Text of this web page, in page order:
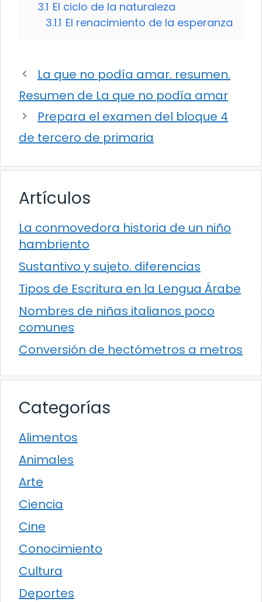
3.1 El ciclo de la naturaleza
3.1.1 El renacimiento de la esperanza
La que no podía amar. resumen.
Resumen de La que no podía amar
Prepara el examen del bloque 4
de tercero de primaria
Artículos
La conmovedora historia de un niño
hambriento
Sustantivo y sujeto. diferencias
Tipos de Escritura en la Lengua Árabe
Nombres de niñas italianos poco
comunes
Conversión de hectómetros a metros
Categorías
Alimentos
Animales
Arte
Ciencia
Cine
Conocimiento
Cultura
Deportes